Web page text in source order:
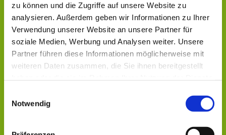
zu können und die Zugriffe auf unsere Website zu
analysieren. Außerdem geben wir Informationen zu Ihrer
Verwendung unserer Website an unsere Partner für
soziale Medien, Werbung und Analysen weiter. Unsere
Partner führen diese Informationen möglicherweise mit
weiteren Daten zusammen, die Sie ihnen bereitgestellt
Notwendig